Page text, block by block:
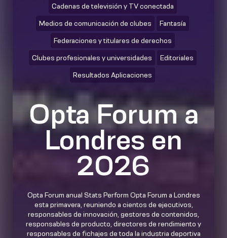
Cadenas de televisión y TV conectada
Medios de comunicación de clubes Fantasía
Federaciones y titulares de derechos
Clubes profesionales y universidades Editoriales
Resultados Aplicaciones
Opta Forum a
Londres en
2026
Opta Forum anual Stats Perform Opta Forum a Londres
esta primavera, reuniendo a cientos de ejecutivos,
responsables de innovación, gestores de contenidos,
responsables de producto, directores de rendimiento y
responsables de fichajes de toda la industria deportiva